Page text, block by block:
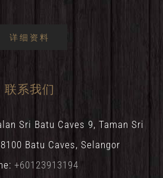
详细资料
联系我们
Sri Batu Caves 9, Taman Sri
Batu Caves, Selangor
+60123913194